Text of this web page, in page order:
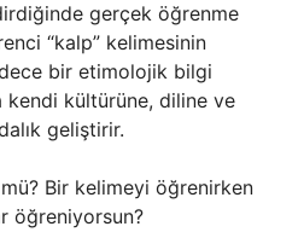
gerçek öğrenme
“kalp” kelimesinin
bir etimolojik bilgi
kendi kültürüne, diline ve
geliştirir.
Bir kelimeyi öğrenirken
öğreniyorsun?